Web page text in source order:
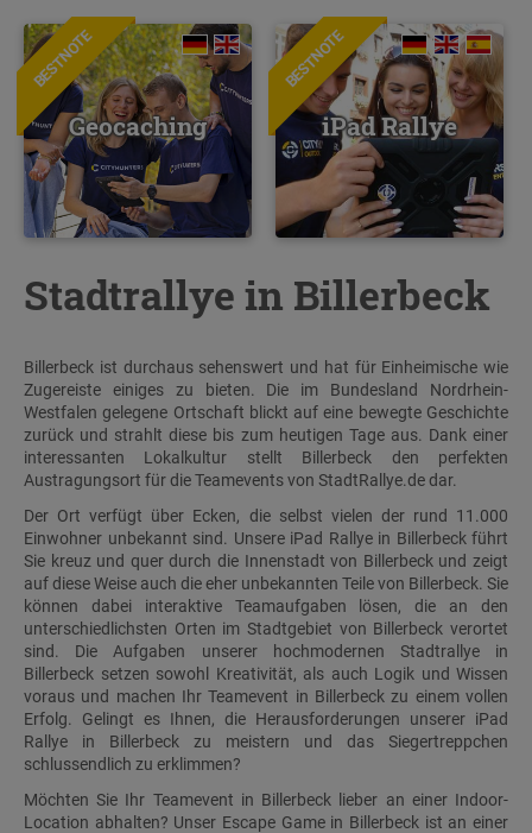
BESTNOTE
Geocaching
BESTNOTE
iPad Rallye
Stadtrallye in Billerbeck
Billerbeck ist durchaus sehenswert und hat für Einheimische wie
Zugereiste einiges zu bieten. Die im Bundesland Nordrhein-
Westfalen gelegene Ortschaft blickt auf eine bewegte Geschichte
zurück und strahlt diese bis zum heutigen Tage aus. Dank einer
interessanten Lokalkultur stellt Billerbeck den perfekten
Austragungsort für die Teamevents von StadtRallye.de dar.
Der Ort verfügt über Ecken, die selbst vielen der rund 11.000
Einwohner unbekannt sind. Unsere iPad Rallye in Billerbeck führt
Sie kreuz und quer durch die Innenstadt von Billerbeck und zeigt
auf diese Weise auch die eher unbekannten Teile von Billerbeck. Sie
können dabei interaktive Teamaufgaben lösen, die an den
unterschiedlichsten Orten im Stadtgebiet von Billerbeck verortet
sind. Die Aufgaben unserer hochmodernen Stadtrallye in
Billerbeck setzen sowohl Kreativität, als auch Logik und Wissen
voraus und machen Ihr Teamevent in Billerbeck zu einem vollen
Erfolg. Gelingt es Ihnen, die Herausforderungen unserer iPad
Rallye in Billerbeck zu meistern und das Siegertreppchen
schlussendlich zu erklimmen?
Möchten Sie Ihr Teamevent in Billerbeck lieber an einer Indoor-
Location abhalten? Unser Escape Game in Billerbeck ist an einer